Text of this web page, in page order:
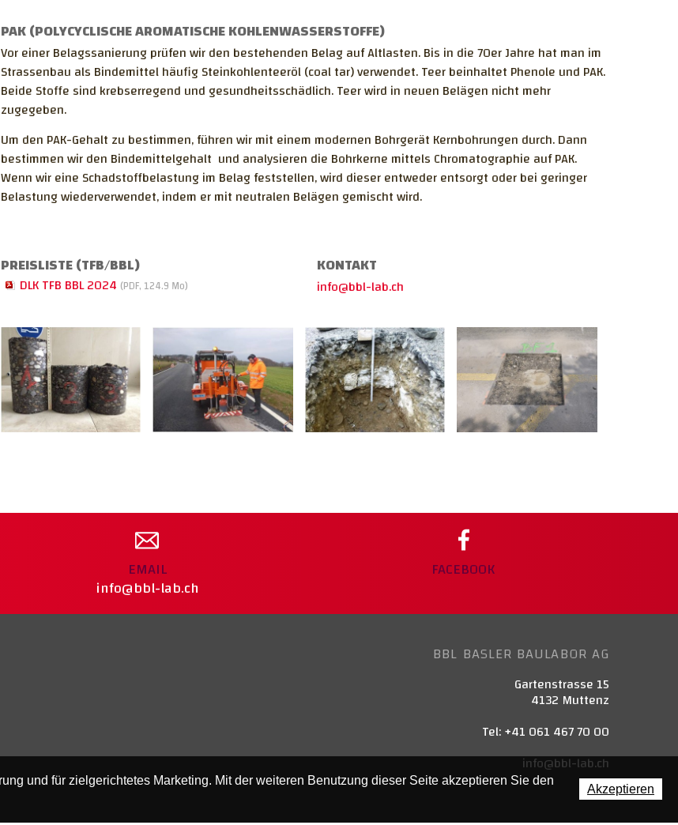
PAK (POLYCYCLISCHE AROMATISCHE KOHLENWASSERSTOFFE)
Vor einer Belagssanierung prüfen wir den bestehenden Belag auf Altlasten. Bis in die 70er Jahre hat man im
Strassenbau als Bindemittel häufig Steinkohlenteeröl (coal tar) verwendet. Teer beinhaltet Phenole und PAK.
Beide Stoffe sind krebserregend und gesundheitsschädlich. Teer wird in neuen Belägen nicht mehr
zugegeben.
Um den PAK-Gehalt zu bestimmen, führen wir mit einem modernen Bohrgerät Kernbohrungen durch. Dann
bestimmen wir den Bindemittelgehalt und analysieren die Bohrkerne mittels Chromatographie auf PAK.
Wenn wir eine Schadstoffbelastung im Belag feststellen, wird dieser entweder entsorgt oder bei geringer
Belastung wiederverwendet, indem er mit neutralen Belägen gemischt wird.
PREISLISTE (TFB/BBL)
DLK TFB BBL 2024 (PDF, 124.9 Mo)
KONTAKT
info@bbl-lab.ch
EMAIL
info@bbl-lab.ch
FACEBOOK
BBL BASLER BAULABOR AG
Gartenstrasse 15
4132 Muttenz
Tel: +41 061 467 70 00
info@bbl-lab.ch
und für zielgerichtetes Marketing. Mit der weiteren Benutzung dieser Seite akzeptieren Sie den
Akzeptieren